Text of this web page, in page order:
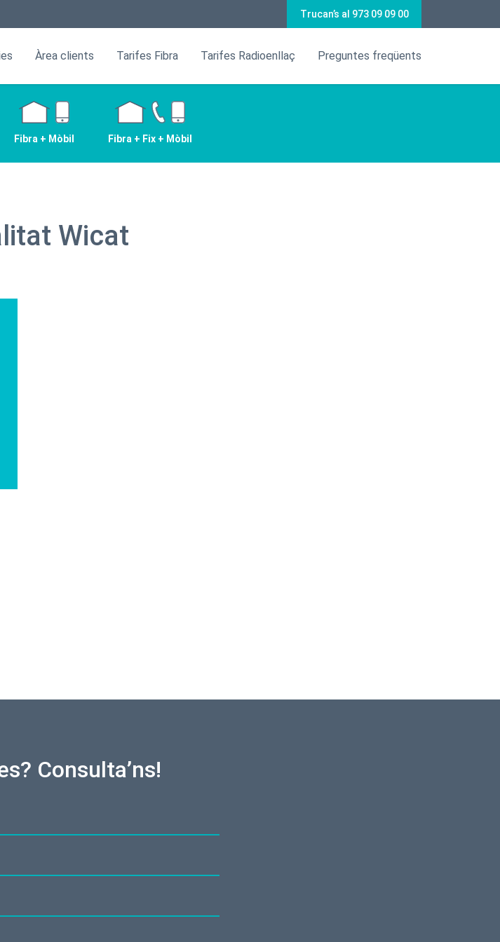
Trucan’s al 973 09 09 00
Àrea clients Tarifes Fibra Tarifes Radioenllaç Preguntes freqüents
Fibra + Mòbil Fibra + Fix + Mòbil
Wicat
Consulta’ns!